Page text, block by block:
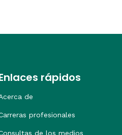
rápidos
de
profesionales
de los medios